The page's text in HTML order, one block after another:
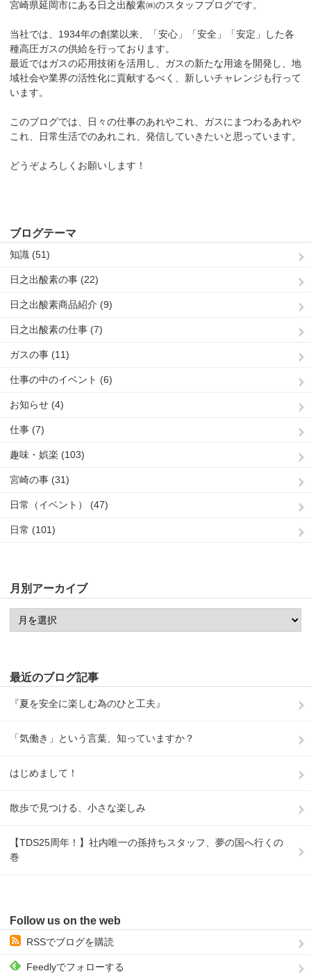
宮崎県延岡市にある日之出酸素㈱のスタッフブログです。
当社では、1934年の創業以来、「安心」「安全」「安定」した各
種高圧ガスの供給を行っております。
最近ではガスの応用技術を活用し、ガスの新たな用途を開発し、地
域社会や業界の活性化に貢献するべく、新しいチャレンジも行って
います。
このブログでは、日々の仕事のあれやこれ、ガスにまつわるあれや
これ、日常生活でのあれこれ、発信していきたいと思っています。
どうぞよろしくお願いします！
ブログテーマ
知識 (51)
日之出酸素の事 (22)
日之出酸素商品紹介 (9)
日之出酸素の仕事 (7)
ガスの事 (11)
仕事の中のイベント (6)
お知らせ (4)
仕事 (7)
趣味・娯楽 (103)
宮崎の事 (31)
日常（イベント） (47)
日常 (101)
月別アーカイブ
最近のブログ記事
『夏を安全に楽しむ為のひと工夫』
「気働き」という言葉、知っていますか？
はじめまして！
散歩で見つける、小さな楽しみ
【TDS25周年！】社内唯一の孫持ちスタッフ、夢の国へ行くの
巻
Follow us on the web
RSSでブログを購読
Feedlyでフォローする